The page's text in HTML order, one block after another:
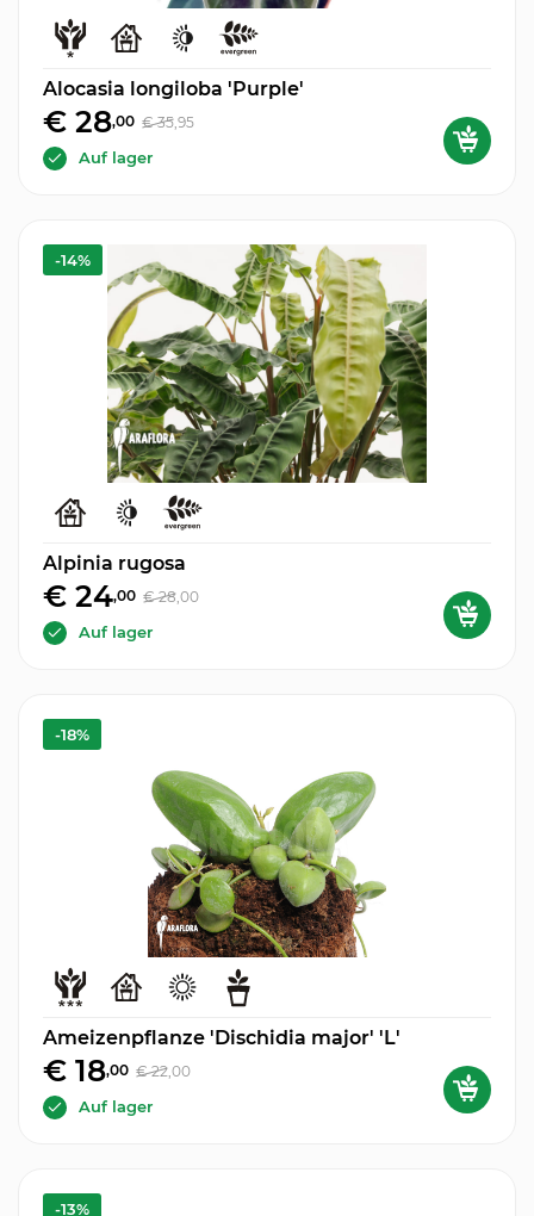
Alocasia longiloba 'Purple'
€ 28,00 € 35,95
Auf lager
-14%
Alpinia rugosa
€ 24,00 € 28,00
Auf lager
-18%
Ameizenpflanze 'Dischidia major' 'L'
€ 18,00 € 22,00
Auf lager
-13%